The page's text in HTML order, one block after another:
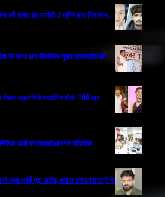
की हत्या का आरोपी 7 महीने बाद गिरफ्तार,
के साथ अंग-विच्छेदन मुक्त उत्तराखंड की
लेकर उदयनिधि स्टालिन बोले- 100 बार
दलों से एसआईआर पर फीडबैक
जुड़ा कोई मुद्दा उठेगा, हमारा संगठन छात्रों के